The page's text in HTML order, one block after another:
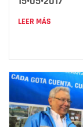
LEER MÁS